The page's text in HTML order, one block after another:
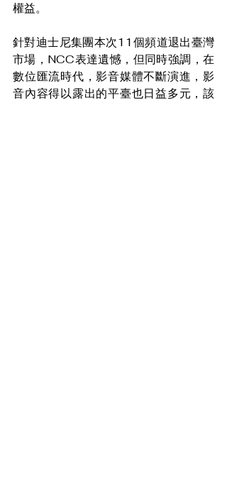
權益。
針對迪士尼集團本次11個頻道退出臺灣
市場，NCC表達遺憾，但同時強調，在
數位匯流時代，影音媒體不斷演進，影
音內容得以露出的平臺也日益多元，該